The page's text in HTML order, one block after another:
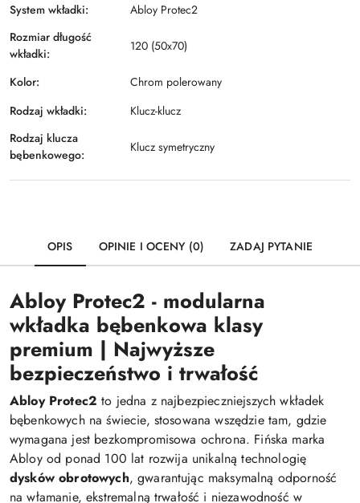
System wkładki:
Abloy Protec2
Rozmiar długość
wkładki:
120 (50x70)
Kolor:
Chrom polerowany
Rodzaj wkładki:
Klucz-klucz
Rodzaj klucza
bębenkowego:
Klucz symetryczny
OPIS OPINIE I OCENY (0) ZADAJ PYTANIE
Abloy Protec2 - modularna
wkładka bębenkowa klasy
premium | Najwyższe
bezpieczeństwo i trwałość
Abloy Protec2 to jedna z najbezpieczniejszych wkładek
bębenkowych na świecie, stosowana wszędzie tam, gdzie
wymagana jest bezkompromisowa ochrona. Fińska marka
Abloy od ponad 100 lat rozwija unikalną technologię
dysków obrotowych, gwarantując maksymalną odporność
na włamanie, ekstremalną trwałość i niezawodność w